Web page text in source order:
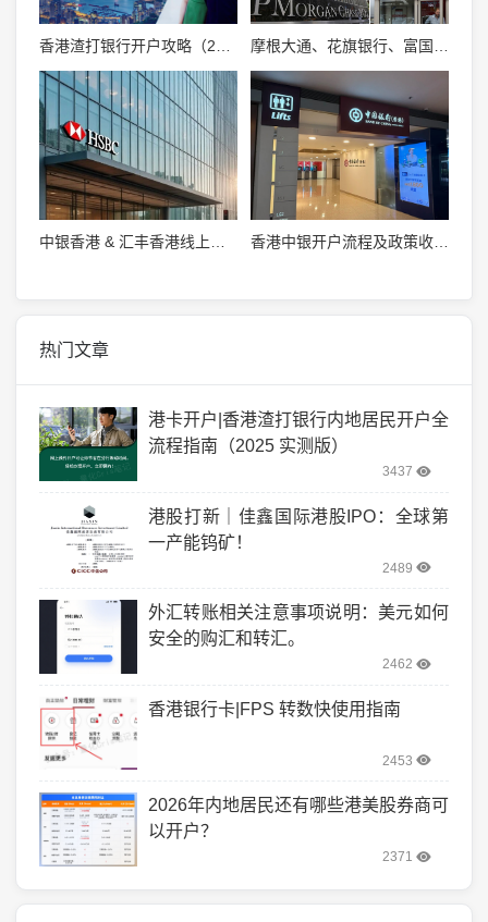
香港渣打银行开户攻略（2025版） 摩根大通、花旗银行、富国银行、高盛……大银行盈利因创纪录的交易和交易激增!
香港中银开户流程及政策收紧情况说明
热门文章
港卡开户|香港渣打银行内地居民开户全
流程指南（2025 实测版）
3437
港股打新｜佳鑫国际港股IPO：全球第
一产能钨矿！
2489
外汇转账相关注意事项说明：美元如何
安全的购汇和转汇。
2462
香港银行卡|FPS 转数快使用指南
2453
2026年内地居民还有哪些港美股券商可
以开户？
2371